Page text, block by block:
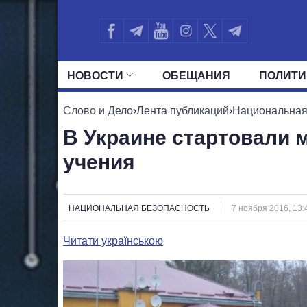
НОВОСТИ ОБЕЩАНИЯ
ВСЕ ПОЛИТИКИ ПРЕЗИДЕНТ И
Слово и Дело›Лента публикаций›
В Украине
учения
НАЦИОНАЛЬНАЯ БЕЗОПАСНОСТЬ 7 ноября 2016,
Читати українською